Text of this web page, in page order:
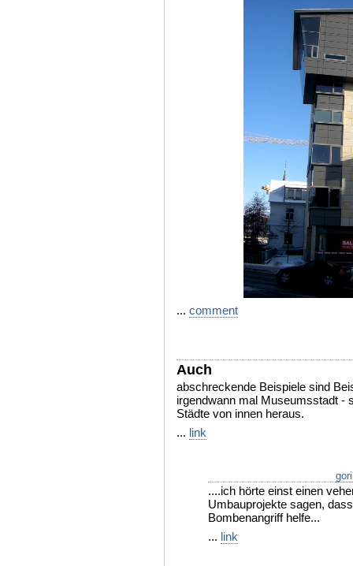
... comment
Auch
abschreckende Beispiele sind
irgendwann mal Museumsstadt -
Städte von innen heraus.
... link
....ich hörte einst einen
Umbauprojekte sagen,
Bombenangriff helfe...
... link